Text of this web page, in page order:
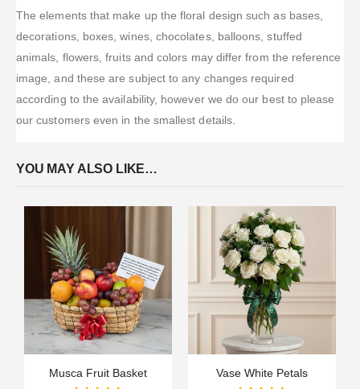
The elements that make up the floral design such as bases,
decorations, boxes, wines, chocolates, balloons, stuffed
animals, flowers, fruits and colors may differ from the reference
image, and these are subject to any changes required
according to the availability, however we do our best to please
our customers even in the smallest details.
YOU MAY ALSO LIKE…
Musca Fruit Basket Vase White Petals